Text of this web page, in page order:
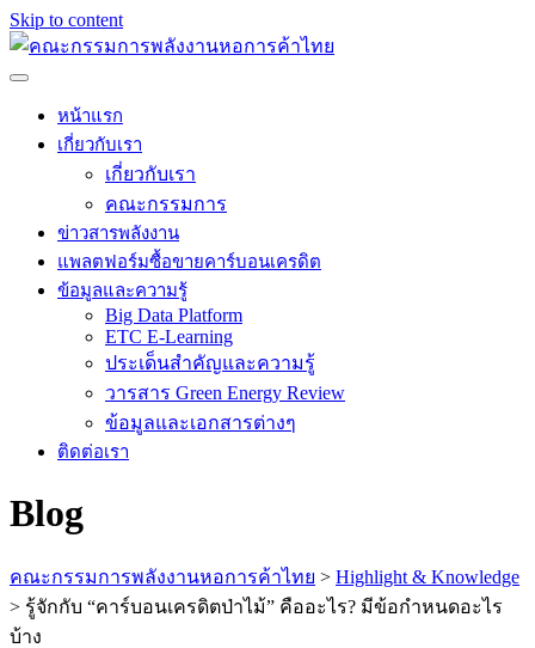
Skip to content
หน้าแรก
เกี่ยวกับเรา
เกี่ยวกับเรา
คณะกรรมการ
ข่าวสารพลังงาน
แพลตฟอร์มซื้อขายคาร์บอนเครดิต
ข้อมูลและความรู้
Big Data Platform
ETC E-Learning
ประเด็นสำคัญและความรู้
วารสาร Green Energy Review
ข้อมูลและเอกสารต่างๆ
ติดต่อเรา
Blog
คณะกรรมการพลังงานหอการค้าไทย > Highlight & Knowledge
> รู้จักกับ “คาร์บอนเครดิตป่าไม้” คืออะไร? มีข้อกำหนดอะไร
บ้าง